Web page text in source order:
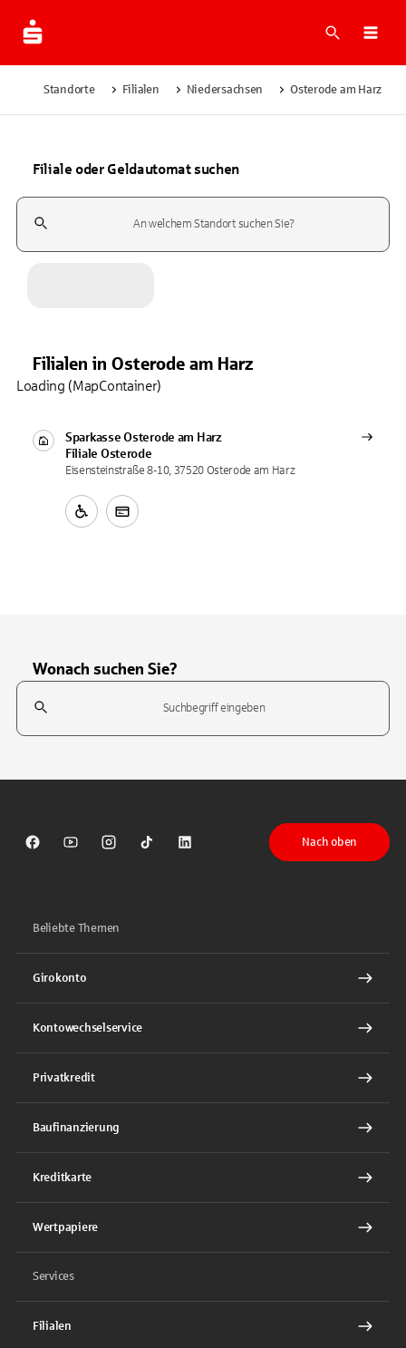
Suche
Standorte Filialen Niedersachsen Osterode am Harz
Filiale oder Geldautomat suchen
Suchfeld
Filialen in Osterode am Harz
Sparkasse Osterode am Harz
Filiale Osterode
Eisensteinstraße 8-10, 37520 Osterode am Harz
Loading (MapContainer)
Wonach suchen Sie?
Suchfeld
Sparkasse auf Facebook
Sparkasse auf Youtube
Sparkasse auf Instagram
Sparkasse auf TikTok
Sparkasse auf LinkedIn
Nach oben
Beliebte Themen
Girokonto
Kontowechselservice
Privatkredit
Baufinanzierung
Kreditkarte
Wertpapiere
Services
Filialen